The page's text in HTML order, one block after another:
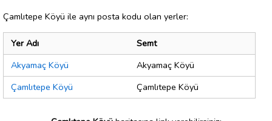
Çamlıtepe Köyü ile aynı posta kodu olan yerler:
Yer Adı
Semt
Akyamaç Köyü
Akyamaç Köyü
Çamlıtepe Köyü
Çamlıtepe Köyü